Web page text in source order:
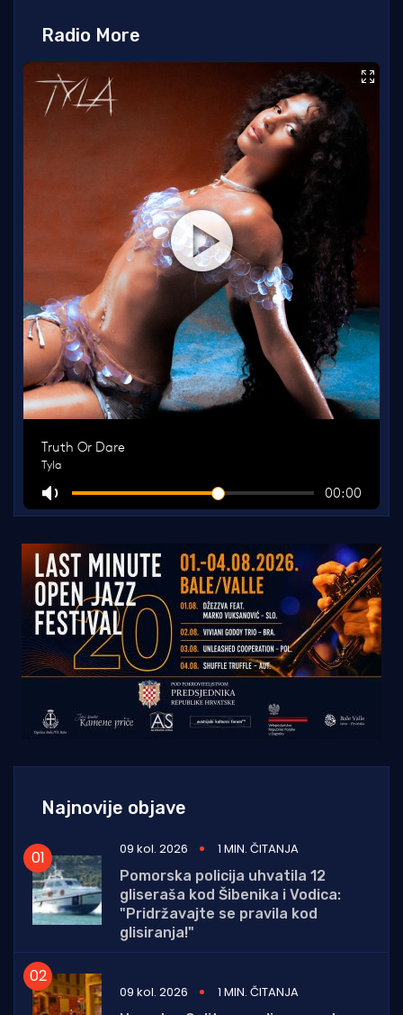
Radio More
Najnovije objave
09 kol. 2026
1 MIN. ČITANJA
Pomorska policija uhvatila 12
gliseraša kod Šibenika i Vodica:
"Pridržavajte se pravila kod
glisiranja!"
09 kol. 2026
1 MIN. ČITANJA